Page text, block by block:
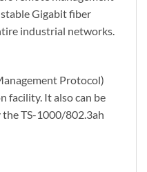
Gigabit fiber
industrial networks.
Protocol)
facility. It also can be
the TS-1000/802.3ah